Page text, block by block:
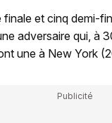
et cinq demi-
adversaire qui, à
une à New York